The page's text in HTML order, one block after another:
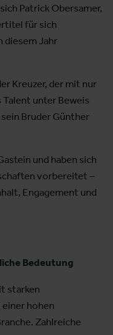
Patrick Obersamer,
für sich
diesem Jahr
Kreuzer, der mit nur
unter Beweis
Bruder Günther
und haben sich
vorbereitet –
Engagement und
Bedeutung
starken
hohen
Zahlreiche